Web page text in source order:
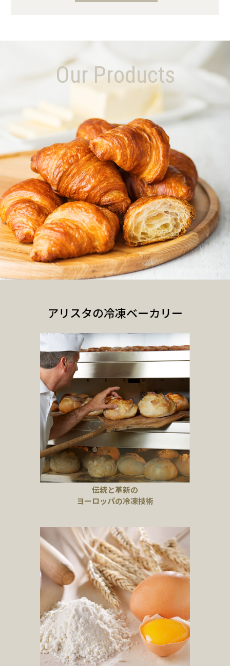
Our Products
アリスタの冷凍ベーカリー
伝統と革新の
ヨーロッパの冷凍技術